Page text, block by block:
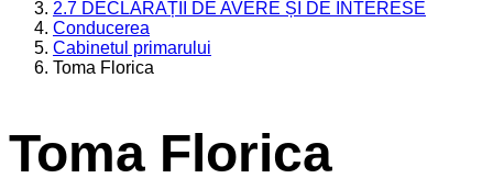
2.7 DECLARAȚII DE AVERE ȘI DE INTERESE
Conducerea
Cabinetul primarului
Toma Florica
Toma Florica